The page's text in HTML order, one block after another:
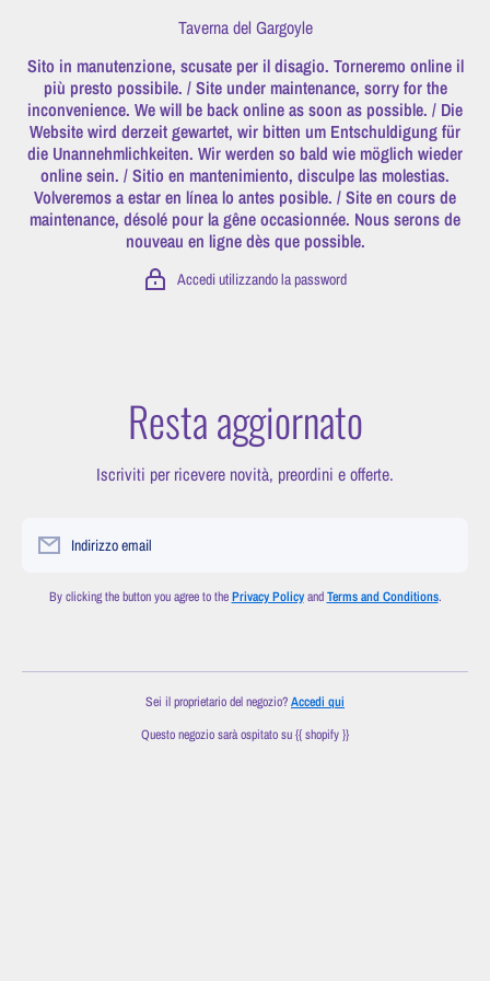
Taverna del Gargoyle
Sito in manutenzione, scusate per il disagio. Torneremo online il
più presto possibile. / Site under maintenance, sorry for the
inconvenience. We will be back online as soon as possible. / Die
Website wird derzeit gewartet, wir bitten um Entschuldigung für
die Unannehmlichkeiten. Wir werden so bald wie möglich wieder
online sein. / Sitio en mantenimiento, disculpe las molestias.
Volveremos a estar en línea lo antes posible. / Site en cours de
maintenance, désolé pour la gêne occasionnée. Nous serons de
nouveau en ligne dès que possible.
Accedi utilizzando la password
Resta aggiornato
Iscriviti per ricevere novità, preordini e offerte.
Indirizzo email
By clicking the button you agree to thePrivacy PolicyandTerms and Conditions.
Sei il proprietario del negozio?Accedi qui
Questo negozio sarà ospitato su {{ shopify }}